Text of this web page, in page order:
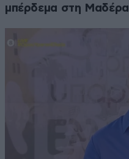
μπέρδεμα στη Μαδέρα